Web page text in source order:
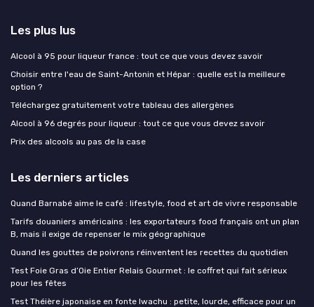
Les plus lus
Alcool à 95 pour liqueur france : tout ce que vous devez savoir
Choisir entre l'eau de Saint-Antonin et Hépar : quelle est la meilleure
option ?
Téléchargez gratuitement votre tableau des allergènes
Alcool à 96 degrés pour liqueur : tout ce que vous devez savoir
Prix des alcools au pas de la case
Les derniers articles
Quand Barnabé aime le café : lifestyle, food et art de vivre responsable
Tarifs douaniers américains : les exportateurs food français ont un plan
B, mais il exige de repenser le mix géographique
Quand les gouttes de poivrons réinventent les recettes du quotidien
Test Foie Gras d’Oie Entier Relais Gourmet : le coffret qui fait sérieux
pour les fêtes
Test Théière japonaise en fonte Iwachu : petite, lourde, efficace pour un